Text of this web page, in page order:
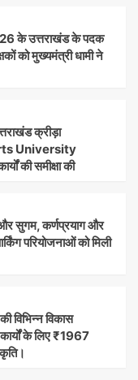
के उत्तराखंड के पदक
को मुख्यमंत्री धामी ने
क्रीड़ा
University
की समीक्षा की
और सुगम, कर्णप्रयाग और
परियोजनाओं को मिली
विभिन्न विकास
के लिए ₹1967